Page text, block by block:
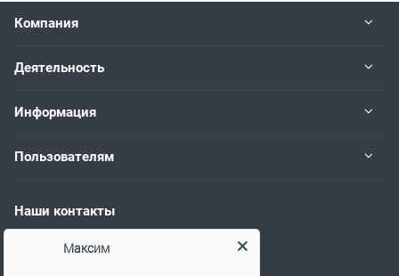
Компания
Деятельность
Информация
Пользователям
Наши контакты
+7 (383) 383-02-94
Максим